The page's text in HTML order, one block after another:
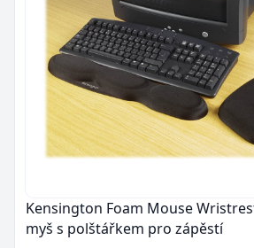
Kensington Foam Mouse
myš s polštářkem pro zápěstí